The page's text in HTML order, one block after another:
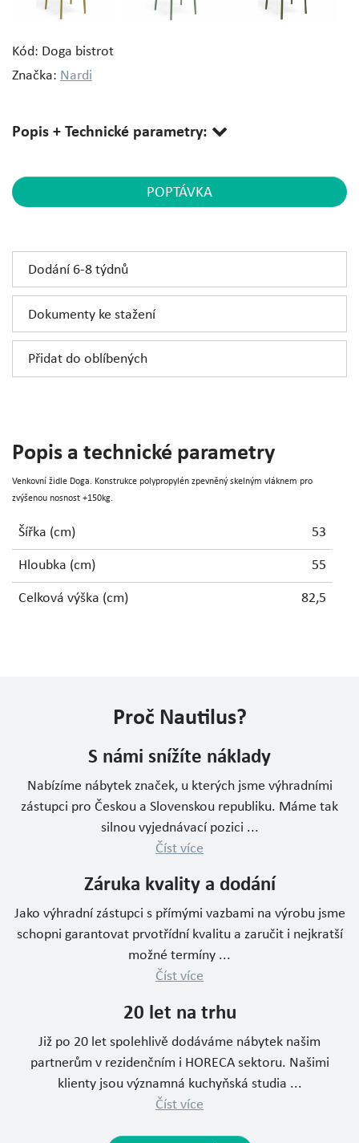
Kód: Doga bistrot
Značka: Nardi
Popis + Technické parametry:
POPTÁVKA
Přidat do oblíbených
Dokumenty ke stažení
Dodání 6-8 týdnů
Popis a technické parametry
Venkovní židle Doga. Konstrukce polypropylén zpevněný skelným vláknem pro
zvýšenou nosnost +150kg.
Šířka (cm) 53
Hloubka (cm) 55
Celková výška (cm) 82,5
Proč Nautilus?
S námi snížíte náklady
Nabízíme nábytek značek, u kterých jsme výhradními
zástupci pro Českou a Slovenskou republiku. Máme tak
silnou vyjednávací pozici ...
Číst více
Záruka kvality a dodání
Jako výhradní zástupci s přímými vazbami na výrobu jsme
schopni garantovat prvotřídní kvalitu a zaručit i nejkratší
možné termíny ...
Číst více
20 let na trhu
Již po 20 let spolehlivě dodáváme nábytek našim
partnerům v rezidenčním i HORECA sektoru. Našimi
klienty jsou významná kuchyňská studia ...
Číst více